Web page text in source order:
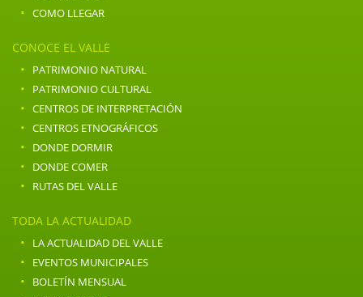
· COMO LLEGAR
CONOCE EL VALLE
· PATRIMONIO NATURAL
· PATRIMONIO CULTURAL
· CENTROS DE INTERPRETACIÓN
· CENTROS ETNOGRÁFICOS
· DONDE DORMIR
· DONDE COMER
· RUTAS DEL VALLE
TODA LA ACTUALIDAD
· LA ACTUALIDAD DEL VALLE
· EVENTOS MUNICIPALES
· BOLETÍN MENSUAL